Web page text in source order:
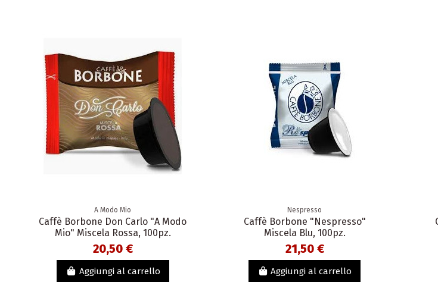
A Modo Mio
Caffè Borbone Don Carlo "A Modo
Mio" Miscela Rossa, 100pz.
20,50 €
Aggiungi al carrello
Nespresso
Caffè Borbone "Nespresso"
Miscela Blu, 100pz.
21,50 €
Aggiungi al carrello